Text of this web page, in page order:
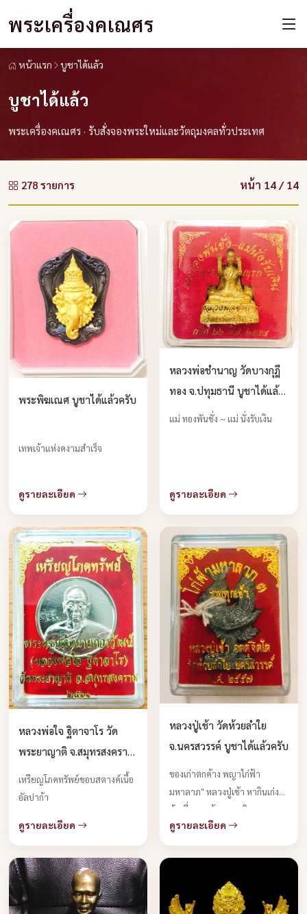
พระเครื่องคเณศร
หน้าแรก บูชาได้แล้ว
บูชาได้แล้ว
พระเครื่องคเณศร · รับสั่งจองพระใหม่และวัตถุมงคลทั่วประเทศ
278 รายการ หน้า 14 / 14
พระพิฆเณศ บูชาได้แล้วครับ
เทพเจ้าแห่งคงามสำเร็จ
ดูรายละเอียด
หลวงพ่อชำนาญ วัดบางกุฎี
ทอง จ.ปทุมธานี บูชาได้แล้ว
ครับ
แม่ ทองพันชั่ง ~ แม่ นั่งรับเงิน
ดูรายละเอียด
หลวงพ่อใจ ฐิตาจาโร วัด
พระยาญาติ จ.สมุทรสงคราม
บูชาได้แล้วครับ
เหรียญโภคทรัพย์ขอบสตางค์เนื้อ
อัลปาก้า
ดูรายละเอียด
หลวงปู่เช้า วัดห้วยลำใย
จ.นครสวรรค์ บูชาได้แล้วครับ
ของเก่าตกค้าง พญาไก่ฟ้า
มหาลาภ" หลวงปู่เช้า หากินเก่ง
คุ้ยเขี่ยหาแก้วแหวนเงินทอง
โภคทรัพย์
ดูรายละเอียด